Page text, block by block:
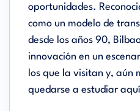
oportunidades.
como un modelo de
desde los años 90,
innovación en un
los que la visitan y, aún
quedarse a estudiar